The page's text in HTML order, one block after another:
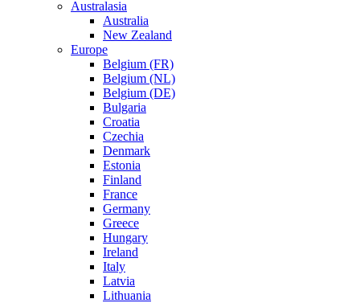
Australasia
Australia
New Zealand
Europe
Belgium (FR)
Belgium (NL)
Belgium (DE)
Bulgaria
Croatia
Czechia
Denmark
Estonia
Finland
France
Germany
Greece
Hungary
Ireland
Italy
Latvia
Lithuania